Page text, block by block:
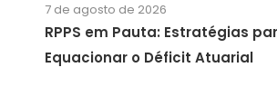
7 de agosto de 2026
RPPS em Pauta: Estratégias
Equacionar o Déficit Atuarial